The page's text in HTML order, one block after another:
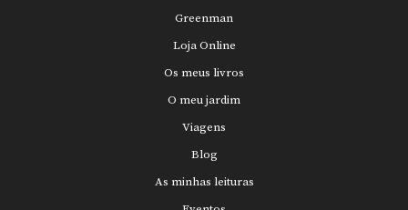
Greenman
Loja Online
Os meus livros
O meu jardim
Viagens
Blog
As minhas leituras